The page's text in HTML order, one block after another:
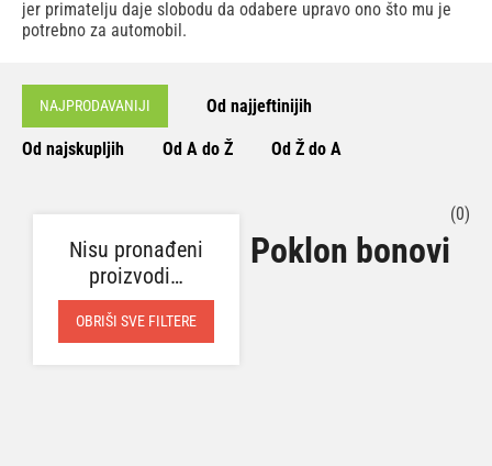
jer primatelju daje slobodu da odabere upravo ono što mu je
potrebno za automobil.
NAJPRODAVANIJI Od najjeftinijih
Od najskupljih Od A do Ž Od Ž do A
Nisu pronađeni
proizvodi…
OBRIŠI SVE FILTERE
Poklon bonovi
(0)